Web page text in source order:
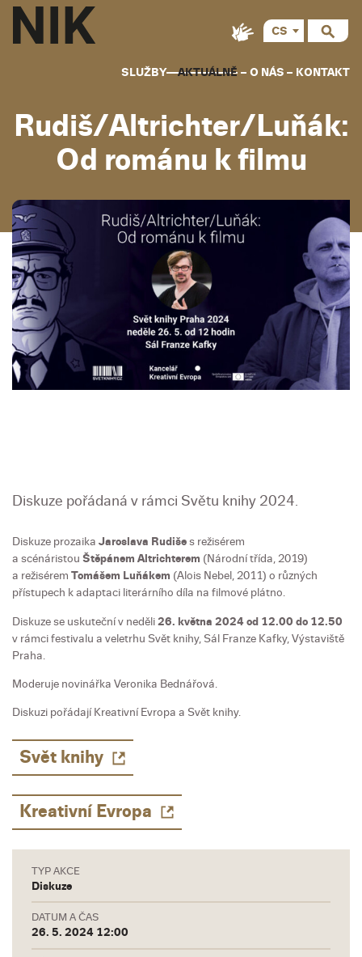
SLUŽBY AKTUÁLNĚ O NÁS KONTAKT
CS
Rudiš/Altrichter/Luňák:
Od románu k filmu
Diskuze pořádaná v rámci Světu knihy 2024.
Diskuze prozaika Jaroslava Rudišes režisérem
a scénáristou Štěpánem Altrichterem (Národní třída, 2019)
a režisérem Tomášem Luňákem (Alois Nebel, 2011) o různých
přístupech k adaptaci literárního díla na filmové plátno.
Diskuze se uskuteční v neděli26. května 2024 od 12.00 do 12.50
v rámci festivalu a veletrhu Svět knihy, Sál Franze Kafky, Výstaviště
Praha.
Moderuje novinářka Veronika Bednářová.
Diskuzi pořádají Kreativní Evropa a Svět knihy.
Svět knihy
Kreativní Evropa
TYP AKCE
Diskuze
DATUM A ČAS
26. 5. 2024 12:00